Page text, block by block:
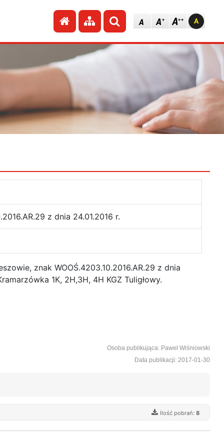
Przejdź do strony głównej
Przejdź do mapy strony
Szukaj
z dnia 24.01.2016 r.
znak WOOŚ.4203.10.2016.AR.29 z dnia
1K, 2H,3H, 4H KGZ Tuligłowy.
Osoba publikująca: Paweł Wiśniowski
Data publikacji: 2017-01-30
Ilość pobrań: 8